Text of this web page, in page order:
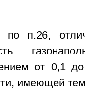
по п.26,
от 0,1
имеющей